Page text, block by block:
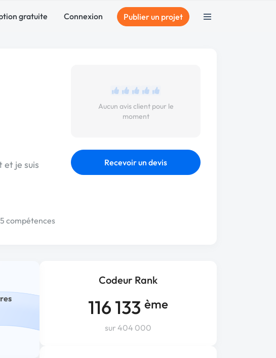
gratuite Connexion Publier un projet
et je suis
compétences
Aucun avis client pour le
moment
Recevoir un devis
Codeur Rank
116 133 ème
sur 404 000